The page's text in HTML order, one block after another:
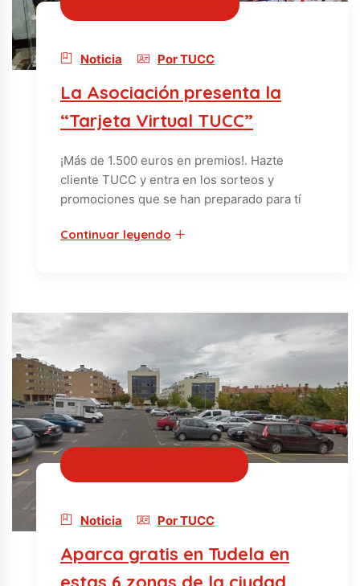
Noticia Por TUCC
La Asociación presenta la
“Tarjeta Virtual TUCC”
¡Más de 1.500 euros en premios!. Hazte
cliente TUCC y entra en los sorteos y
promociones que se han preparado para tí
Continuar leyendo
Noticia Por TUCC
Aparca gratis en Tudela en